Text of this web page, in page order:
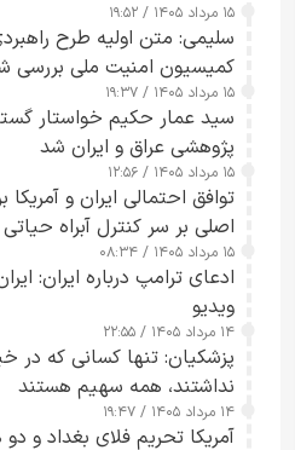
۱۵ مرداد ۱۴۰۵ / ۱۹:۵۲
سلیمی: متن اولیه طرح
کمیسیون امنیت ملی بررسی
۱۵ مرداد ۱۴۰۵ / ۱۹:۳۷
سید عمار حکیم خواستار
پژوهشی عراق و ایران شد
۱۵ مرداد ۱۴۰۵ / ۱۲:۵۶
توافق احتمالی ایران و
اصلی بر سر کنترل آبراه حیاتی
۱۵ مرداد ۱۴۰۵ / ۰۸:۳۴
ادعای ترامپ درباره ایران:
ویدیو
۱۴ مرداد ۱۴۰۵ / ۲۲:۵۵
پزشکیان: تنها کسانی که در
نداشتند، همه سهیم هستند
۱۴ مرداد ۱۴۰۵ / ۱۹:۴۷
آمریکا تحریم فلای بغداد و